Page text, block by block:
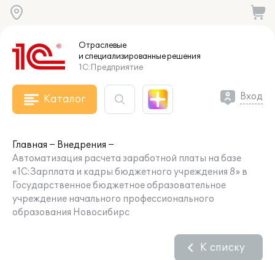
Отраслевые
и специализированныерешения
1С:Предприятие
Каталог Вход
Главная
Внедрения
Автоматизация расчета заработной платы на базе
«1С:Зарплата и кадры бюджетного учреждения 8» в
Государственное бюджетное образовательное
учреждение начального профессионального
образования Новосибирс
К списку